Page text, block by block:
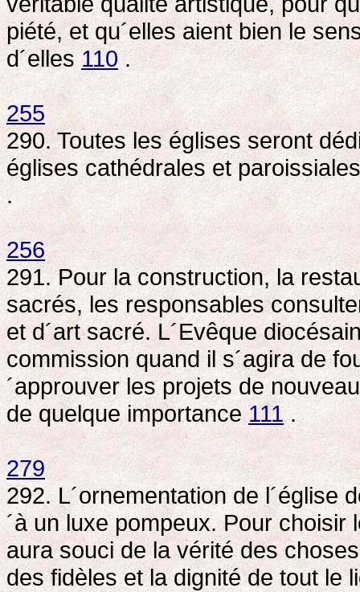
piété, et qu´elles aient bien le
d´elles110.
255
290. Toutes les églises seront
églises cathédrales et
.
256
291. Pour la construction, la
sacrés, les responsables
et d´art sacré. L´Evêque
commission quand il s´agira de
´approuver les projets de
de quelque importance111.
279
292. L´ornementation de l´église
´à un luxe pompeux. Pour
aura souci de la vérité des
des fidèles et la dignité de tout le